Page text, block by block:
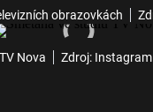
obrazovkách
Nova Zdroj: Instagram